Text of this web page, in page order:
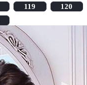
119
120